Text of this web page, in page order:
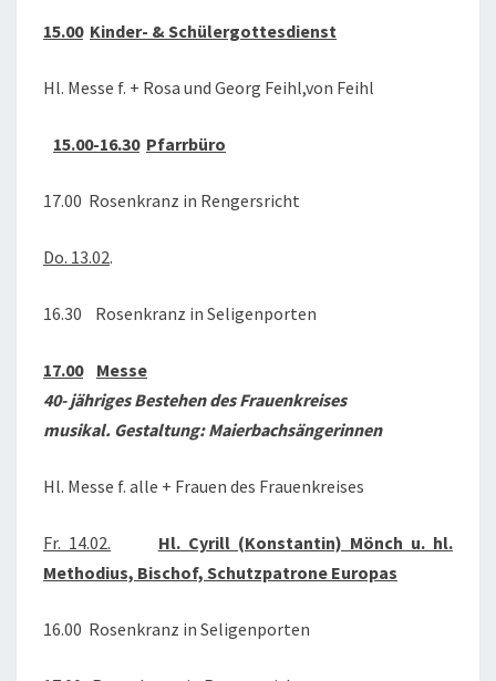
15.00 Kinder- & Schülergottesdienst
Hl. Messe f. + Rosa und Georg Feihl,von Feihl
15.00-16.30 Pfarrbüro
17.00 Rosenkranz in Rengersricht
Do. 13.02.
16.30 Rosenkranz in Seligenporten
17.00
Messe
40- jähriges Bestehen des Frauenkreises
musikal. Gestaltung: Maierbachsängerinnen
Hl. Messe f. alle + Frauen des Frauenkreises
Fr. 14.02.
Hl. Cyrill (Konstantin) Mönch u. hl.
Methodius, Bischof, Schutzpatrone Europas
16.00 Rosenkranz in Seligenporten